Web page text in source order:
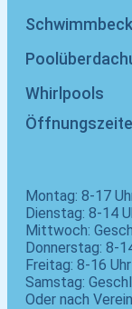
Whirlpools
Montag: 8-17
Dienstag: 8-14
Mittwoch:
Donnerstag: 8-
Freitag: 8-16 Uhr
Samstag:
Oder nach